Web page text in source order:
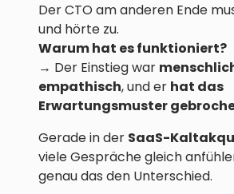
Der CTO am anderen Ende
und hörte zu.
Warum hat es funktioniert?
→ Der Einstieg war
empathisch, und er hat das
Erwartungsmuster
Gerade in der SaaS-
viele Gespräche gleich
genau das den Unterschied.